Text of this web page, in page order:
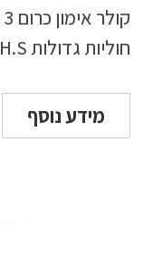
חוליות גדולות H.S
מידע נוסף